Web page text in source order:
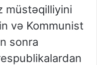
müstəqilliyini
və Kommunist
sonra